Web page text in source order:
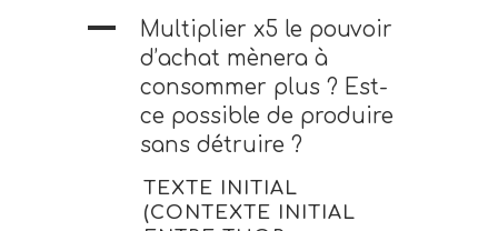
A
Multiplier x5 le pouvoir
d’achat mènera à
consommer plus ? Est-
ce possible de produire
sans détruire ?
TEXTE INITIAL
(CONTEXTE INITIAL